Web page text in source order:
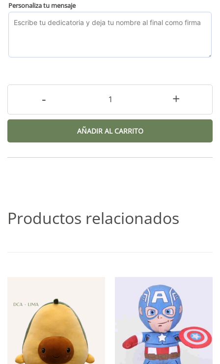
Personaliza tu mensaje
- +
AÑADIR AL CARRITO
Productos relacionados